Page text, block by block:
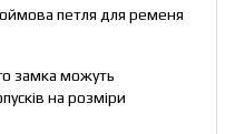
петля для ременя
замка можуть
на розміри